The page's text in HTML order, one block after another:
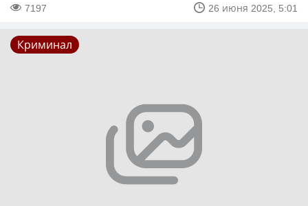
7197 26 июня 2025, 5:01
Криминал